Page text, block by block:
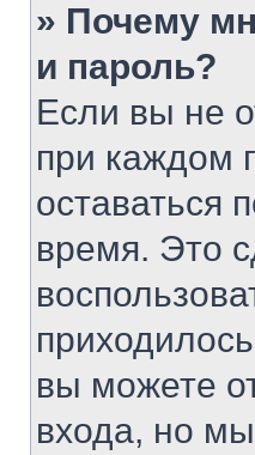
» Почему
и пароль?
Если вы не
при каждом
оставаться
время. Это
вы можете
входа, но